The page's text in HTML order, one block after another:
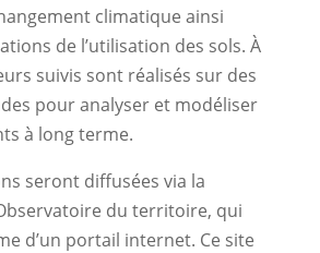
climatique ainsi
de l’utilisation des sols. À
suivis sont réalisés sur des
pour analyser et modéliser
à long terme.
seront diffusées via la
du territoire, qui
d’un portail internet. Ce site